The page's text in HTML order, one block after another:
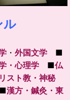
ル
・ 外国文学 ■
・心理学 ■仏
スト教・神秘
漢方・鍼灸・東